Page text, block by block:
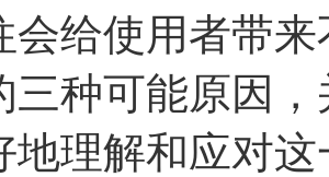
会给使用者带
三种可能原因
地理解和应对